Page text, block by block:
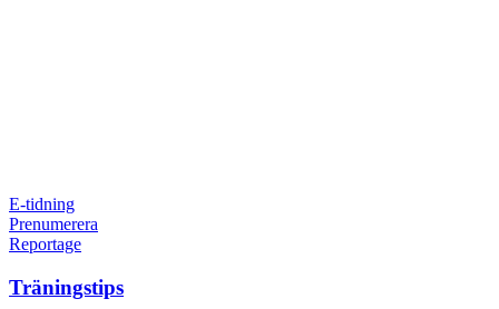
E-tidning
Prenumerera
Reportage
Träningstips